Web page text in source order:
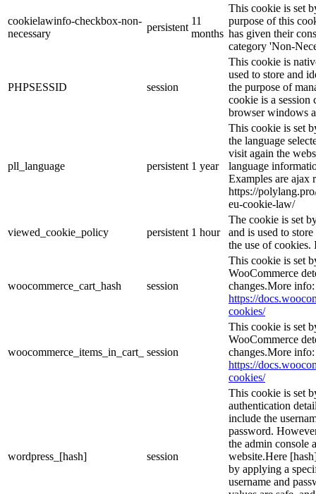
cookielawinfo-checkbox-non-
necessary
persistent
11
months
This cookie is set
purpose of this
has given their
category 'Non-
PHPSESSID session
This cookie is
used to store and
the purpose of
cookie is a session
browser windows
pll_language persistent 1 year
This cookie is set
the language
visit again the
language
Examples are ajax
https://
eu-cookie-law/
viewed_cookie_policy persistent 1 hour
The cookie is set
and is used to
the use of cookies.
woocommerce_cart_hash session
This cookie is set
WooCommerce
changes.More info:
https://
cookies/
woocommerce_items_in_cart_ session
This cookie is set
WooCommerce
changes.More info:
https://
cookies/
wordpress_[hash] session
This cookie is set
authentication
include the
password.
the admin console
website.Here
by applying a
username and